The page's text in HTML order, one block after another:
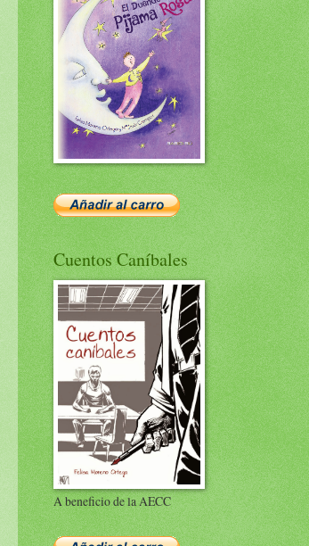
Cuentos Caníbales
A beneficio de la AECC